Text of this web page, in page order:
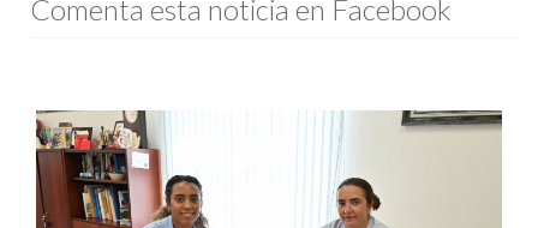
Comenta esta noticia en Facebook